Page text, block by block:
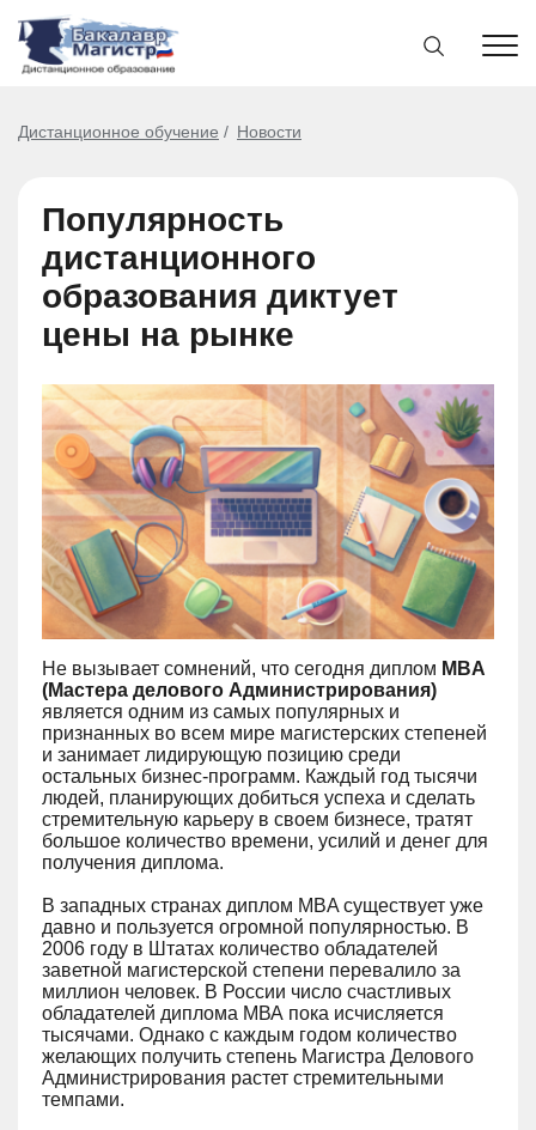
Дистанционное обучение Новости
Популярность
дистанционного
образования диктует
цены на рынке
Не вызывает сомнений, что сегодня диплом МBA
(Мастера делового Администрирования)
является одним из самых популярных и
признанных во всем мире магистерских степеней
и занимает лидирующую позицию среди
остальных бизнес-программ. Каждый год тысячи
людей, планирующих добиться успеха и сделать
стремительную карьеру в своем бизнесе, тратят
большое количество времени, усилий и денег для
получения диплома.
В западных странах диплом MBA существует уже
давно и пользуется огромной популярностью. В
2006 году в Штатах количество обладателей
заветной магистерской степени перевалило за
миллион человек. В России число счастливых
обладателей диплома МВА пока исчисляется
тысячами. Однако с каждым годом количество
желающих получить степень Магистра Делового
Администрирования растет стремительными
темпами.